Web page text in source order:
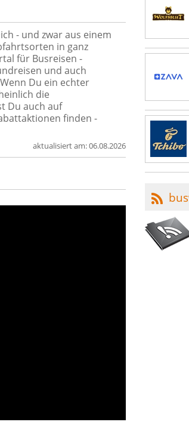
- und zwar aus einem
in ganz
für Busreisen -
und auch
Du ein echter
die
Du auch auf
finden -
aktualisiert am:06.08.2026